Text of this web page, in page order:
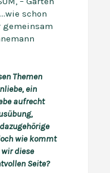
schon
Themen
ein
aufrecht
wie kommt
diese
Seite?